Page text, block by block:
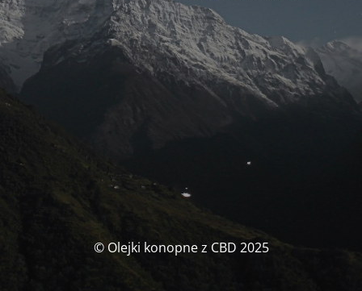
© Olejki konopne z CBD 2025